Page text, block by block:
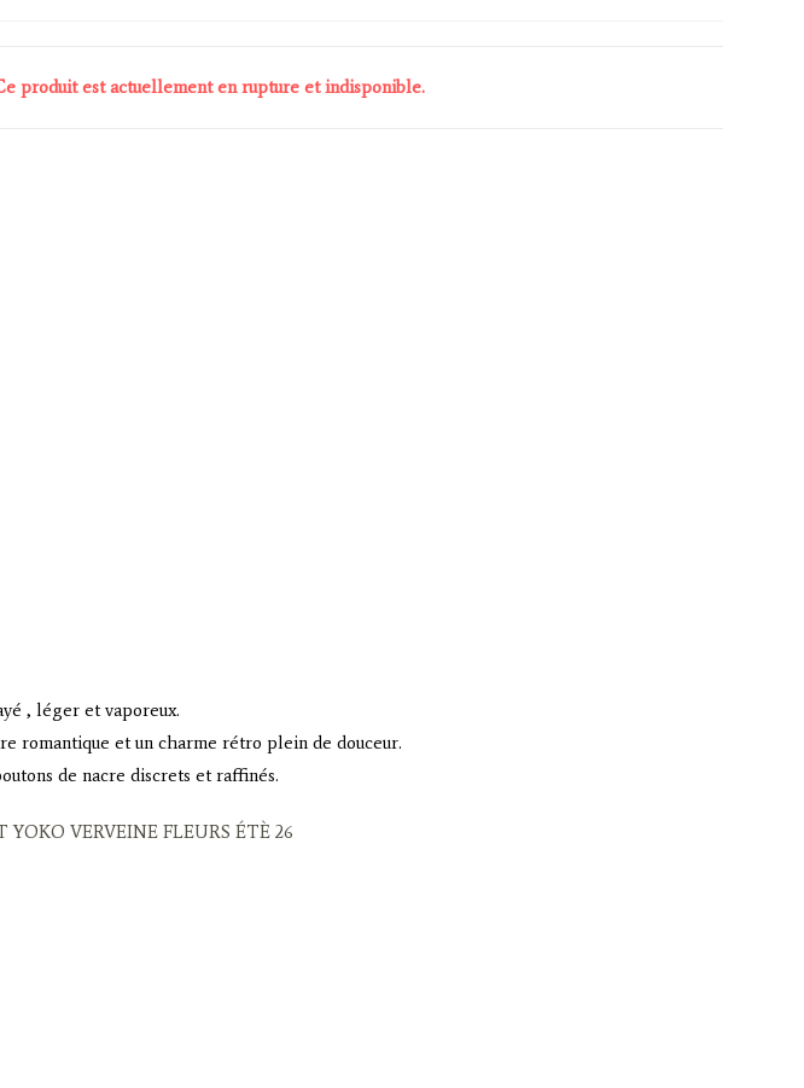
produit est actuellement en rupture et indisponible.
, léger et vaporeux.
romantique et un charme rétro plein de douceur.
de nacre discrets et raffinés.
VERVEINE FLEURS ÉTÈ 26